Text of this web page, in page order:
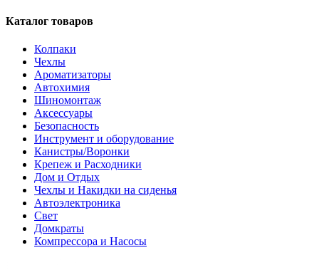
Каталог товаров
Колпаки
Чехлы
Ароматизаторы
Автохимия
Шиномонтаж
Аксессуары
Безопасность
Инструмент и оборудование
Канистры/Воронки
Крепеж и Расходники
Дом и Отдых
Чехлы и Накидки на сиденья
Автоэлектроника
Свет
Домкраты
Компрессора и Насосы